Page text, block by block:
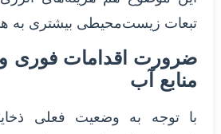
تبعات زیست‌محیطی بیشتری به
ضرورت اقدامات فوری
منابع آب
با توجه به وضعیت فعلی